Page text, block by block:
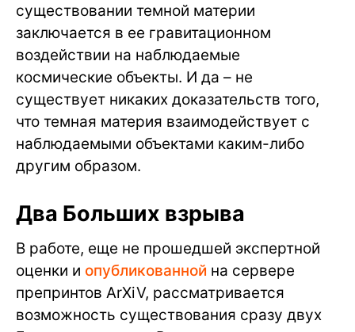
существовании темной материи
заключается в ее гравитационном
воздействии на наблюдаемые
космические объекты. И да – не
существует никаких доказательств того,
что темная материя взаимодействует с
наблюдаемыми объектами каким-либо
другим образом.
Два Больших взрыва
В работе, еще не прошедшей экспертной
оценки и опубликованной на сервере
препринтов ArXiV, рассматривается
возможность существования сразу двух